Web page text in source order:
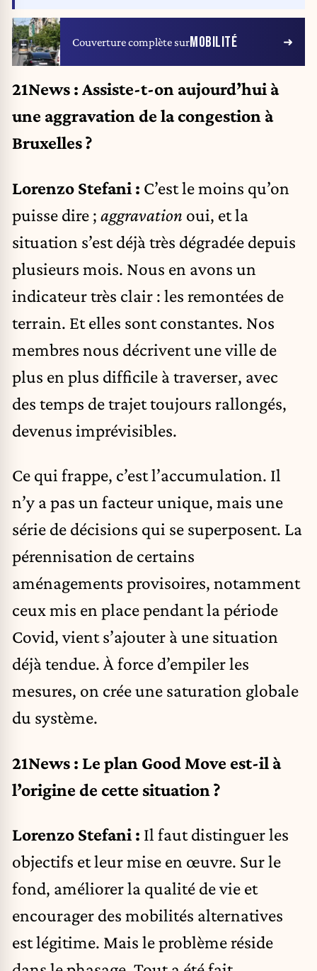
Couverture complète surMOBILITÉ
21News : Assiste-t-on aujourd’hui à
une aggravation de la congestion à
Bruxelles ?
Lorenzo Stefani : C’est le moins qu’on
puisse dire ; aggravation oui, et la
situation s’est déjà très dégradée depuis
plusieurs mois. Nous en avons un
indicateur très clair : les remontées de
terrain. Et elles sont constantes. Nos
membres nous décrivent une ville de
plus en plus difficile à traverser, avec
des temps de trajet toujours rallongés,
devenus imprévisibles.
Ce qui frappe, c’est l’accumulation. Il
n’y a pas un facteur unique, mais une
série de décisions qui se superposent. La
pérennisation de certains
aménagements provisoires, notamment
ceux mis en place pendant la période
Covid, vient s’ajouter à une situation
déjà tendue. À force d’empiler les
mesures, on crée une saturation globale
du système.
21News : Le plan Good Move est-il à
l’origine de cette situation ?
Lorenzo Stefani : Il faut distinguer les
objectifs et leur mise en œuvre. Sur le
fond, améliorer la qualité de vie et
encourager des mobilités alternatives
est légitime. Mais le problème réside